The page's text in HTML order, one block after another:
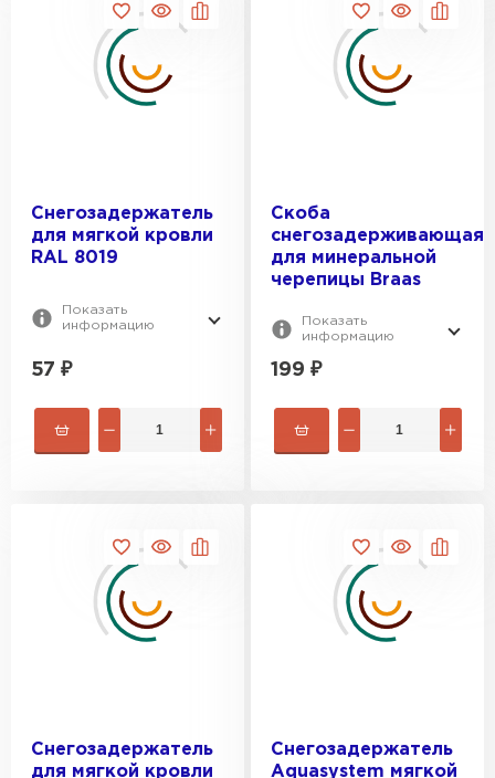
Снегозадержатель
для мягкой кровли
RAL 8019
Показать
информацию
57 ₽
Скоба
снегозадерживающая
для минеральной
черепицы Braas
Показать
информацию
199 ₽
Снегозадержатель
для мягкой кровли
Снегозадержатель
Aquasystem мягкой
Штакетник